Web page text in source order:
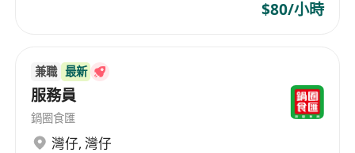
$80/小時
兼職 最新
服務員
鍋圈食匯
灣仔, 灣仔